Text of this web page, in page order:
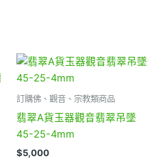
訂購佛、觀音、宗教類商品
翡翠A貨玉器觀音翡翠吊墜
45-25-4mm
$5,000